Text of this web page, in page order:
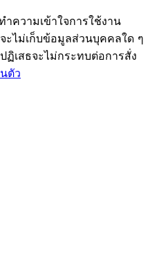
ำความเข้าใจการใช้งาน
ะไม่เก็บข้อมูลส่วนบุคคลใด ๆ
เสธจะไม่กระทบต่อการสั่ง
ตัว